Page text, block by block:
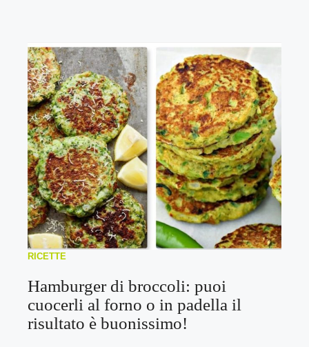
RICETTE
Hamburger di broccoli: puoi
cuocerli al forno o in padella il
risultato è buonissimo!